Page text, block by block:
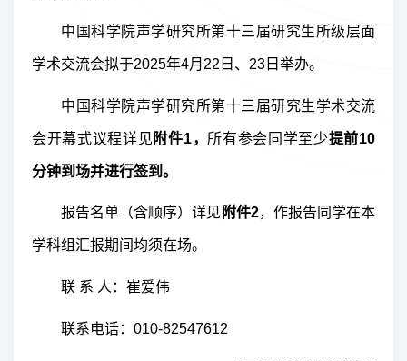
中国科学院声学研究所第十三届研究生所级层面
学术交流会拟于2025年4月 22 日、 23 日举办。
中国科学院声学研究所第十三届研究生学术交流
会开幕式议程详见 附件1， 所有参会同学至少提前10
分钟到场并进行签到。
报告名单（含顺序）详见 附件2，作报告同学在本
学科组汇报期间均须在场。
联 系 人： 崔爱伟
联系电话： 010-82547612